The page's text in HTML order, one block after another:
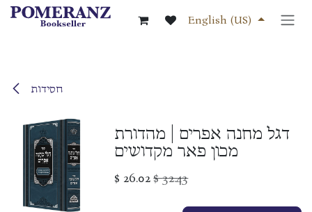
Skip to Content
English (US)
חסידות
דגל מחנה אפרים | מהדורת
מכון פאר מקדושים
$ 26.02$32.43